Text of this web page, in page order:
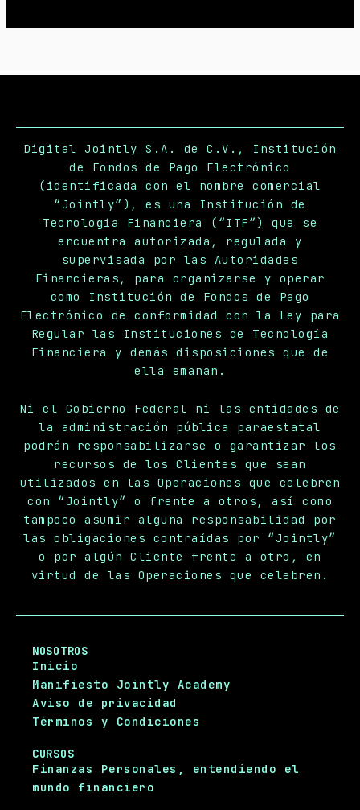
Digital Jointly S.A. de C.V., Institución
de Fondos de Pago Electrónico
(identificada con el nombre comercial
“Jointly”), es una Institución de
Tecnología Financiera (“ITF”) que se
encuentra autorizada, regulada y
supervisada por las Autoridades
Financieras, para organizarse y operar
como Institución de Fondos de Pago
Electrónico de conformidad con la Ley para
Regular las Instituciones de Tecnología
Financiera y demás disposiciones que de
ella emanan.
Ni el Gobierno Federal ni las entidades de
la administración pública paraestatal
podrán responsabilizarse o garantizar los
recursos de los Clientes que sean
utilizados en las Operaciones que celebren
con “Jointly” o frente a otros, así como
tampoco asumir alguna responsabilidad por
las obligaciones contraídas por “Jointly”
o por algún Cliente frente a otro, en
virtud de las Operaciones que celebren.
NOSOTROS
Inicio
Manifiesto Jointly Academy
Aviso de privacidad
Términos y Condiciones
CURSOS
Finanzas Personales, entendiendo el
mundo financiero